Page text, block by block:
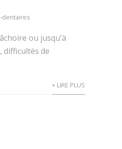
dentaires
ou jusqu’à
difficultés de
+ LIRE PLUS